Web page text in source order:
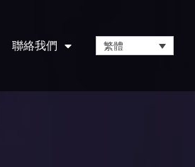
聯絡我們 繁體